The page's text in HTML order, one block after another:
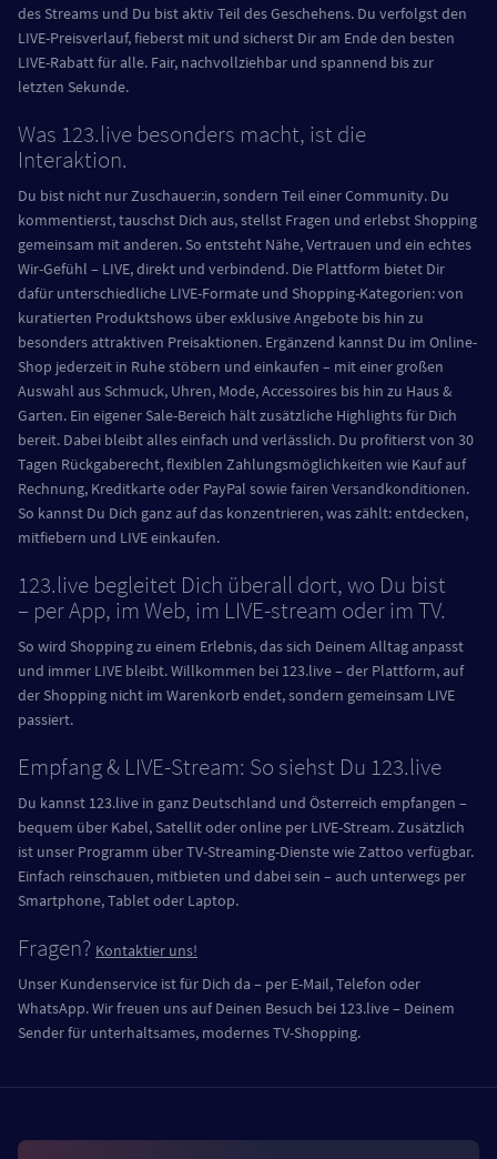
des Streams und Du bist aktiv Teil des Geschehens. Du verfolgst den
LIVE-Preisverlauf, fieberst mit und sicherst Dir am Ende den besten
LIVE-Rabatt für alle. Fair, nachvollziehbar und spannend bis zur
letzten Sekunde.
Was 123.live besonders macht, ist die
Interaktion.
Du bist nicht nur Zuschauer:in, sondern Teil einer Community. Du
kommentierst, tauschst Dich aus, stellst Fragen und erlebst Shopping
gemeinsam mit anderen. So entsteht Nähe, Vertrauen und ein echtes
Wir-Gefühl – LIVE, direkt und verbindend. Die Plattform bietet Dir
dafür unterschiedliche LIVE-Formate und Shopping-Kategorien: von
kuratierten Produktshows über exklusive Angebote bis hin zu
besonders attraktiven Preisaktionen. Ergänzend kannst Du im Online-
Shop jederzeit in Ruhe stöbern und einkaufen – mit einer großen
Auswahl aus Schmuck, Uhren, Mode, Accessoires bis hin zu Haus &
Garten. Ein eigener Sale-Bereich hält zusätzliche Highlights für Dich
bereit. Dabei bleibt alles einfach und verlässlich. Du profitierst von 30
Tagen Rückgaberecht, flexiblen Zahlungsmöglichkeiten wie Kauf auf
Rechnung, Kreditkarte oder PayPal sowie fairen Versandkonditionen.
So kannst Du Dich ganz auf das konzentrieren, was zählt: entdecken,
mitfiebern und LIVE einkaufen.
123.live begleitet Dich überall dort, wo Du bist
– per App, im Web, im LIVE-stream oder im TV.
So wird Shopping zu einem Erlebnis, das sich Deinem Alltag anpasst
und immer LIVE bleibt. Willkommen bei 123.live – der Plattform, auf
der Shopping nicht im Warenkorb endet, sondern gemeinsam LIVE
passiert.
Empfang & LIVE-Stream: So siehst Du 123.live
Du kannst 123.live in ganz Deutschland und Österreich empfangen –
bequem über Kabel, Satellit oder online per LIVE-Stream. Zusätzlich
ist unser Programm über TV-Streaming-Dienste wie Zattoo verfügbar.
Einfach reinschauen, mitbieten und dabei sein – auch unterwegs per
Smartphone, Tablet oder Laptop.
Fragen? Kontaktier uns!
Unser Kundenservice ist für Dich da – per E-Mail, Telefon oder
WhatsApp. Wir freuen uns auf Deinen Besuch bei 123.live – Deinem
Sender für unterhaltsames, modernes TV-Shopping.